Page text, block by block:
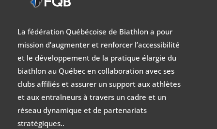
La fédération Québécoise de Biathlon a pour
mission d’augmenter et renforcer l’accessibilité
et le développement de la pratique élargie du
biathlon au Québec en collaboration avec ses
clubs affiliés et assurer un support aux athlètes
et aux entraîneurs à travers un cadre et un
réseau dynamique et de partenariats
stratégiques..